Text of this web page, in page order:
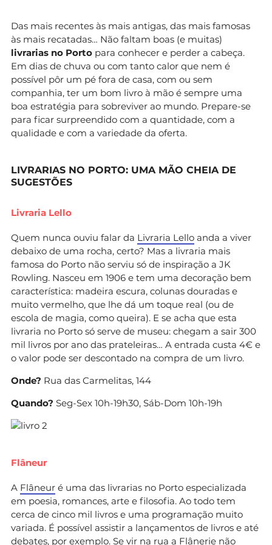
Das mais recentes às mais antigas, das mais famosas
às mais recatadas… Não faltam boas (e muitas)
livrarias no Porto para conhecer e perder a cabeça.
Em dias de chuva ou com tanto calor que nem é
possível pôr um pé fora de casa, com ou sem
companhia, ter um bom livro à mão é sempre uma
boa estratégia para sobreviver ao mundo. Prepare-se
para ficar surpreendido com a quantidade, com a
qualidade e com a variedade da oferta.
LIVRARIAS NO PORTO: UMA MÃO CHEIA DE
SUGESTÕES
Livraria Lello
Quem nunca ouviu falar da Livraria Lello anda a viver
debaixo de uma rocha, certo? Mas a livraria mais
famosa do Porto não serviu só de inspiração a JK
Rowling. Nasceu em 1906 e tem uma decoração bem
característica: madeira escura, colunas douradas e
muito vermelho, que lhe dá um toque real (ou de
escola de magia, como queira). E se acha que esta
livraria no Porto só serve de museu: chegam a sair 300
mil livros por ano das prateleiras… A entrada custa 4€ e
o valor pode ser descontado na compra de um livro.
Onde? Rua das Carmelitas, 144
Quando? Seg-Sex 10h-19h30, Sáb-Dom 10h-19h
Flâneur
A Flâneur é uma das livrarias no Porto especializada
em poesia, romances, arte e filosofia. Ao todo tem
cerca de cinco mil livros e uma programação muito
variada. É possível assistir a lançamentos de livros e até
debates, por exemplo. Se vir na rua a Flânerie não